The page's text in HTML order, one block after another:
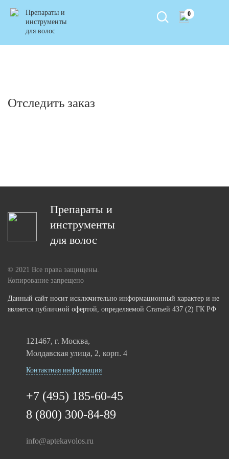
Препараты и
инструменты
для волос
0
Отследить заказ
Препараты и
инструменты
для волос
© 2021 Все права защищены.
Копирование запрещено
Данный сайт носит исключительно информационный характер и не
является публичной офертой, определяемой Статьей 437 (2) ГК РФ
121467, г. Москва,
Молдавская улица, 2, корп. 4
Контактная информация
+7 (495) 185-60-45
8 (800) 300-84-89
info@aptekavolos.ru